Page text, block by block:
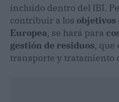
incluido dentro del IBI.
contribuir a los objetivos
Europea, se hará para
gestión de residuos, que
transporte y tratamiento